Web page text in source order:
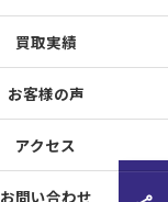
買取実績
お客様の声
アクセス
お問い合わせ